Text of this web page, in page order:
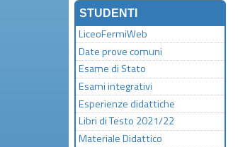
STUDENTI
LiceoFermiWeb
Date prove comuni
Esame di Stato
Esami integrativi
Esperienze didattiche
Libri di Testo 2021/22
Materiale Didattico